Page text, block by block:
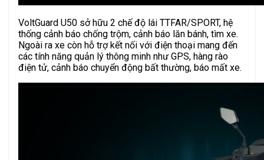
VoltGuard U50 sở hữu 2 chế độ lái TTFAR/SPORT, hệ
thống cảnh báo chống trộm, cảnh báo lăn bánh, tìm xe.
Ngoài ra xe còn hỗ trợ kết nối với điện thoại mang đến
các tính năng quản lý thông minh như GPS, hàng rào
điện tử, cảnh báo chuyển động bất thường, báo mất xe.